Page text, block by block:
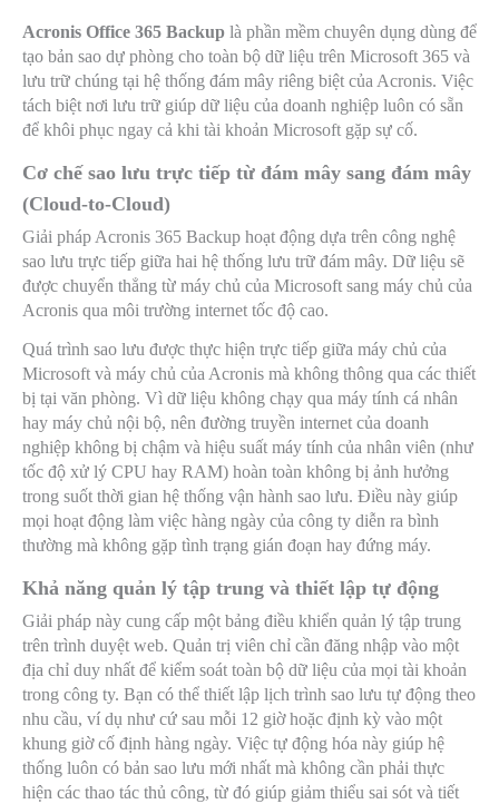
Acronis Office 365 Backup là phần mềm chuyên dụng dùng để
tạo bản sao dự phòng cho toàn bộ dữ liệu trên Microsoft 365 và
lưu trữ chúng tại hệ thống đám mây riêng biệt của Acronis. Việc
tách biệt nơi lưu trữ giúp dữ liệu của doanh nghiệp luôn có sẵn
để khôi phục ngay cả khi tài khoản Microsoft gặp sự cố.
Cơ chế sao lưu trực tiếp từ đám mây sang đám mây
(Cloud-to-Cloud)
Giải pháp Acronis 365 Backup hoạt động dựa trên công nghệ
sao lưu trực tiếp giữa hai hệ thống lưu trữ đám mây. Dữ liệu sẽ
được chuyển thẳng từ máy chủ của Microsoft sang máy chủ của
Acronis qua môi trường internet tốc độ cao.
Quá trình sao lưu được thực hiện trực tiếp giữa máy chủ của
Microsoft và máy chủ của Acronis mà không thông qua các thiết
bị tại văn phòng. Vì dữ liệu không chạy qua máy tính cá nhân
hay máy chủ nội bộ, nên đường truyền internet của doanh
nghiệp không bị chậm và hiệu suất máy tính của nhân viên (như
tốc độ xử lý CPU hay RAM) hoàn toàn không bị ảnh hưởng
trong suốt thời gian hệ thống vận hành sao lưu. Điều này giúp
mọi hoạt động làm việc hàng ngày của công ty diễn ra bình
thường mà không gặp tình trạng gián đoạn hay đứng máy.
Khả năng quản lý tập trung và thiết lập tự động
Giải pháp này cung cấp một bảng điều khiển quản lý tập trung
trên trình duyệt web. Quản trị viên chỉ cần đăng nhập vào một
địa chỉ duy nhất để kiểm soát toàn bộ dữ liệu của mọi tài khoản
trong công ty. Bạn có thể thiết lập lịch trình sao lưu tự động theo
nhu cầu, ví dụ như cứ sau mỗi 12 giờ hoặc định kỳ vào một
khung giờ cố định hàng ngày. Việc tự động hóa này giúp hệ
thống luôn có bản sao lưu mới nhất mà không cần phải thực
hiện các thao tác thủ công, từ đó giúp giảm thiểu sai sót và tiết